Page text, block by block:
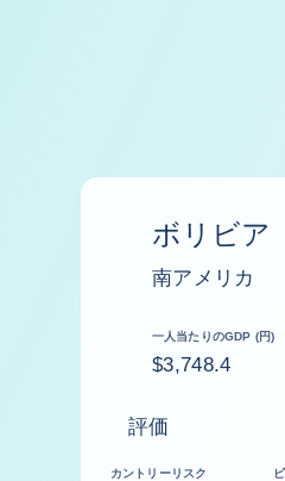
ボリビア
南アメリカ
一人当たりのGDP (円)
$3,748.4
評価
カントリーリスク